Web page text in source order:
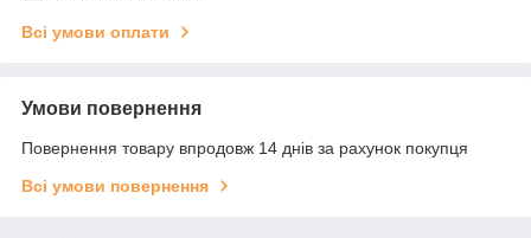
Всі умови оплати
Умови повернення
Повернення товару впродовж 14 днів за рахунок покупця
Всі умови повернення